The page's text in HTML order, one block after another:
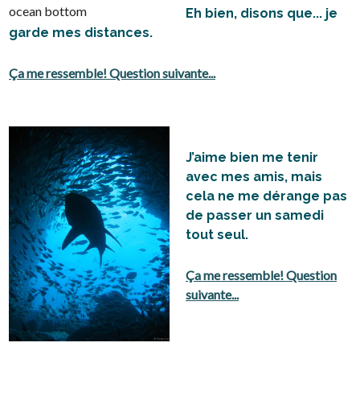
Eh bien, disons que... je
garde mes distances.
Ça me ressemble! Question suivante...
J’aime bien me tenir
avec mes amis, mais
cela ne me dérange pas
de passer un samedi
tout seul.
Ça me ressemble! Question
suivante...